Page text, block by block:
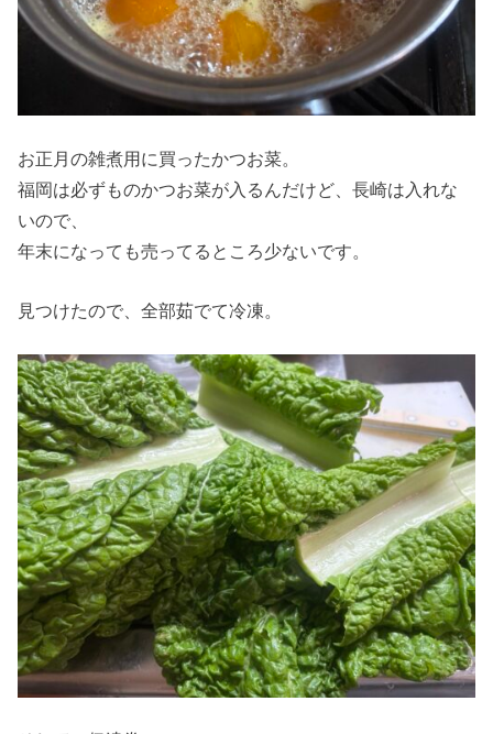
お正月の雑煮用に買ったかつお菜。
福岡は必ずものかつお菜が入るんだけど、長崎は入れな
いので、
年末になっても売ってるところ少ないです。
見つけたので、全部茹でて冷凍。